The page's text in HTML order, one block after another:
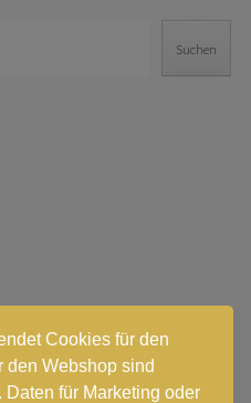
Suchen
Cookies für den
den Webshop sind
für Marketing oder